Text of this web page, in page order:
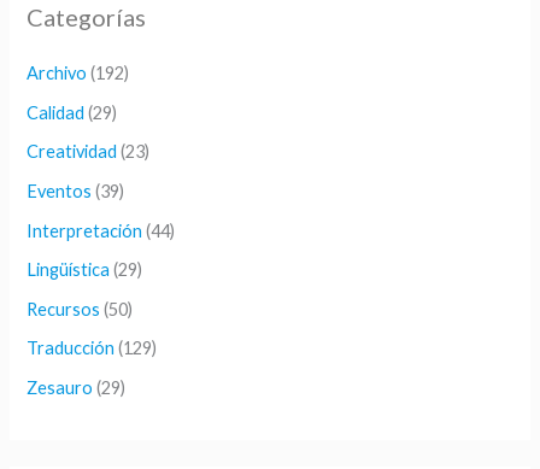
a
o
r
:
Categorías
Archivo (192)
Calidad (29)
Creatividad (23)
Eventos (39)
Interpretación (44)
Lingüística (29)
Recursos (50)
Traducción (129)
Zesauro (29)